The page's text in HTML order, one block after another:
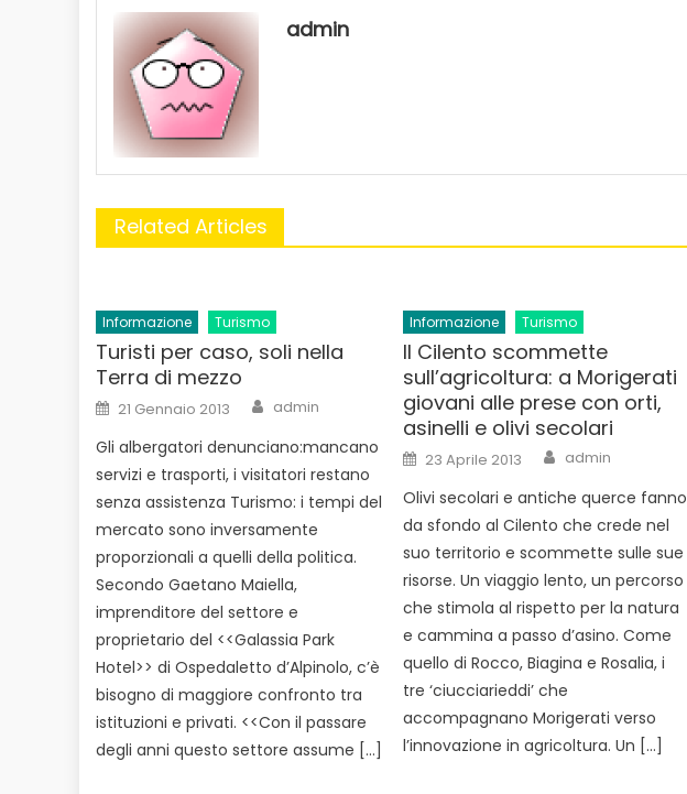
admin
Related Articles
Informazione Turismo
Turisti per caso, soli nella
Terra di mezzo
Posted
on
21 Gennaio 2013 Author
admin
Gli albergatori denunciano:mancano
servizi e trasporti, i visitatori restano
senza assistenza Turismo: i tempi del
mercato sono inversamente
proporzionali a quelli della politica.
Secondo Gaetano Maiella,
imprenditore del settore e
proprietario del <<Galassia Park
Hotel>> di Ospedaletto d’Alpinolo, c’è
bisogno di maggiore confronto tra
istituzioni e privati. <<Con il passare
degli anni questo settore assume […]
Informazione Turismo
Il Cilento scommette
sull’agricoltura: a Morigerati
giovani alle prese con orti,
asinelli e olivi secolari
Posted
on
23 Aprile 2013 Author
admin
Olivi secolari e antiche querce fanno
da sfondo al Cilento che crede nel
suo territorio e scommette sulle sue
risorse. Un viaggio lento, un percorso
che stimola al rispetto per la natura
e cammina a passo d’asino. Come
quello di Rocco, Biagina e Rosalia, i
tre ‘ciucciarieddi’ che
accompagnano Morigerati verso
l’innovazione in agricoltura. Un […]